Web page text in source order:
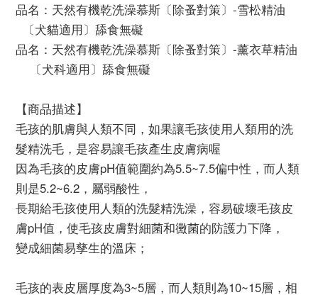
品名：天然有機乾洗澡慕斯〔除蚤對策〕-雪松精油
〔犬貓適用〕舔食無礙
品名：天然有機乾洗澡慕斯〔除蚤對策〕-薰衣草精油
〔犬科適用〕舔食無礙
【商品描述】
毛孩的肌膚與人類不同，如果讓毛孩使用人類用的洗
髮精洗毛，是容易讓毛孩產生皮膚病喔
因為毛孩的皮膚pH值範圍約為5.5~7.5偏中性，而人類
則是5.2~6.2，屬弱酸性，
長期給毛孩使用人類的洗髮精洗澡，容易破壞毛孩皮
膚pH值，使毛孩皮膚對細菌和黴菌的防護力下降，
變成細菌易孳生的溫床；
毛孩的表皮層厚度為3~5層，而人類則為10~15層，相